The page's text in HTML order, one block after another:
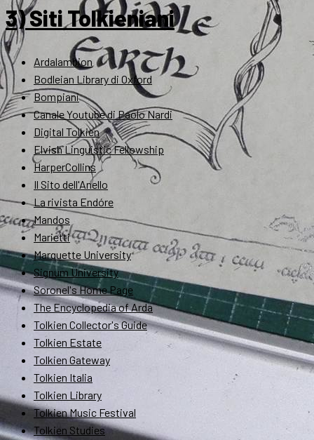
3) Siti Tolkieniani
Ardalambion
Bodleian Library di Oxford
Bompiani
Canale Youtube di Paolo Nardi
Digital Tolkien
Elvish Linguistic Fellowship
HarperCollins
Il Sito dell'Anello
La rivista Endóre
Mandos
Marietti
Marquette University
Signum University
Soronel's Home Page
The Encyclopedia of Arda
Tolkien Collector's Guide
Tolkien Estate
Tolkien Gateway
Tolkien Italia
Tolkien Library
Tolkien Music Festival
Tolkien Studies